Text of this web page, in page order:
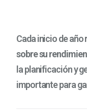
Cada inicio de
sobre su
la planificación y
importante para